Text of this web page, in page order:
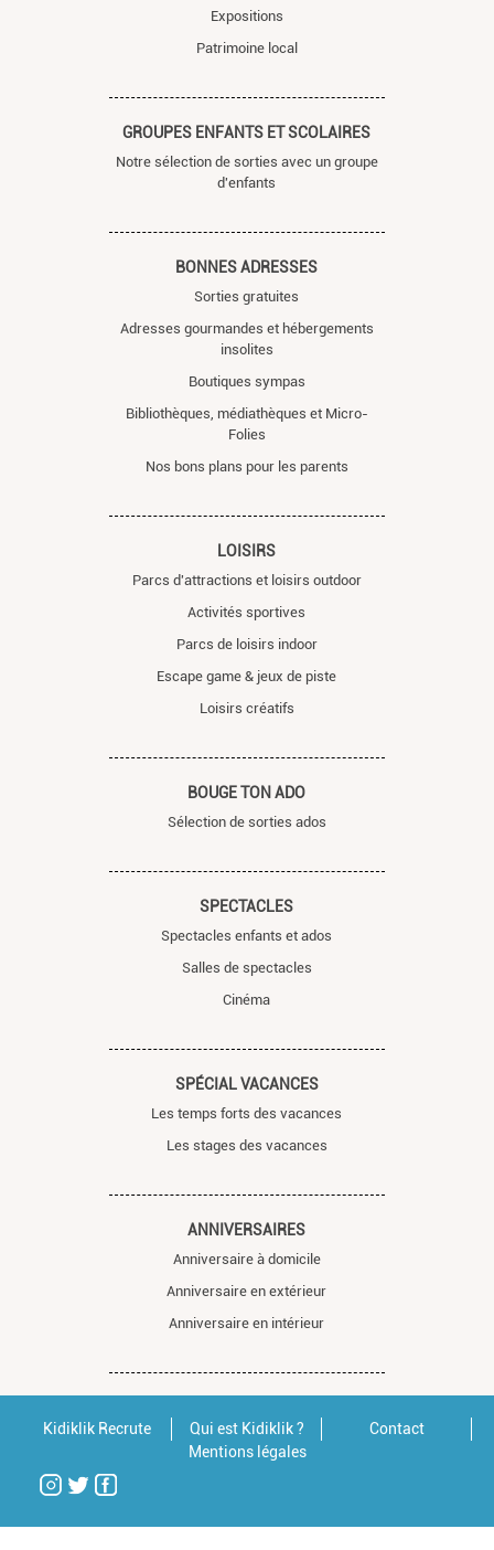
Expositions
Patrimoine local
GROUPES ENFANTS ET SCOLAIRES
Notre sélection de sorties avec un groupe
d'enfants
BONNES ADRESSES
Sorties gratuites
Adresses gourmandes et hébergements
insolites
Boutiques sympas
Bibliothèques, médiathèques et Micro-
Folies
Nos bons plans pour les parents
LOISIRS
Parcs d'attractions et loisirs outdoor
Activités sportives
Parcs de loisirs indoor
Escape game & jeux de piste
Loisirs créatifs
BOUGE TON ADO
Sélection de sorties ados
SPECTACLES
Spectacles enfants et ados
Salles de spectacles
Cinéma
SPÉCIAL VACANCES
Les temps forts des vacances
Les stages des vacances
ANNIVERSAIRES
Anniversaire à domicile
Anniversaire en extérieur
Anniversaire en intérieur
Kidiklik Recrute Qui est Kidiklik ?
Contact
Mentions légales